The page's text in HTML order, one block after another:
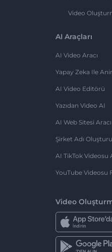
Video
AI Araçları
AI Video Aracı
Yapay Zeka Ile
AI Video Editörü
Yazıdan Video AI
AI Web Sitesi Aracı
Şirket Adı
AI TikTok Videosu
YouTube Videosu
Video